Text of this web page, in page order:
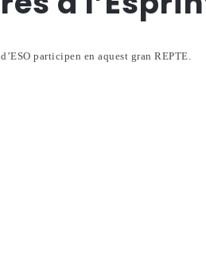
participen en aquest gran REPTE.